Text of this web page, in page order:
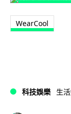
WearCool
科技娛樂 生